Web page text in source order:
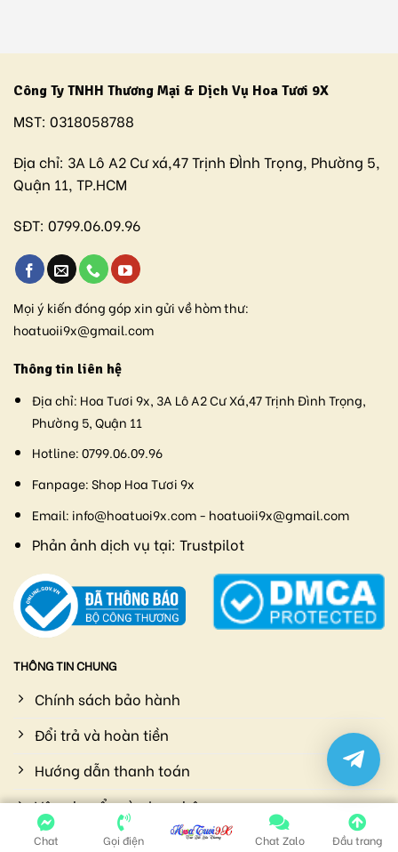
Công Ty TNHH Thương Mại & Dịch Vụ Hoa Tươi 9X
MST: 0318058788
Địa chỉ: 3A Lô A2 Cư xá,47 Trịnh ĐÌnh Trọng, Phường 5,
Quận 11, TP.HCM
SĐT: 0799.06.09.96
Mọi ý kiến đóng góp xin gửi về hòm thư:
hoatuoii9x@gmail.com
Thông tin liên hệ
Địa chỉ: Hoa Tươi 9x, 3A Lô A2 Cư Xá,47 Trịnh Đình Trọng,
Phường 5, Quận 11
Hotline:0799.06.09.96
Fanpage:Shop Hoa Tươi 9x
Email: info@hoatuoi9x.com - hoatuoii9x@gmail.com
Phản ảnh dịch vụ tại: Trustpilot
THÔNG TIN CHUNG
Chính sách bảo hành
Đổi trả và hoàn tiền
Hướng dẫn thanh toán
Vận chuyển và giao nhận
Chính sách bảo mật
Chat Gọi điện Chat Zalo Đầu trang